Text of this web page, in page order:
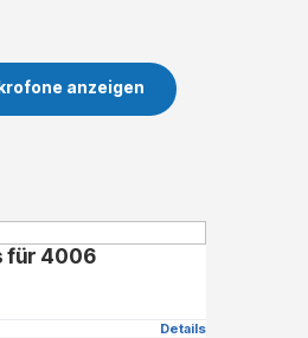
anzeigen
für 4006
Details